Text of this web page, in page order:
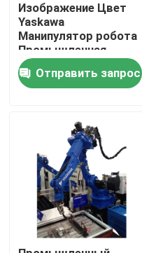
Продукты
Видео
Изображение Цвет
Yaskawa
Манипулятор робота
Промышленная
автоматизация
Манипулятор робота
для промышленного
Отправить запрос